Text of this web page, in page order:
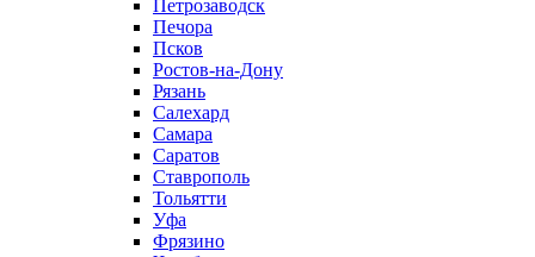
Петрозаводск
Печора
Псков
Ростов-на-Дону
Рязань
Салехард
Самара
Саратов
Ставрополь
Тольятти
Уфа
Фрязино